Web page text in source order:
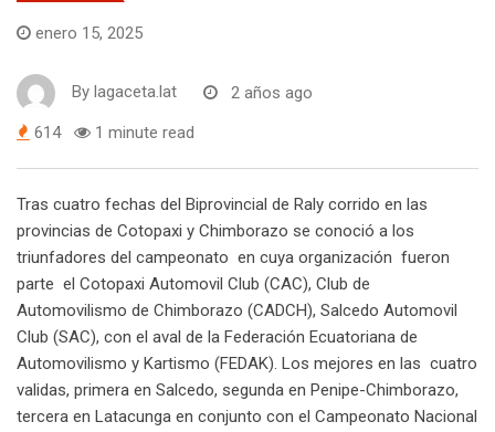
enero 15, 2025
By lagaceta.lat 2 años ago
614 1 minute read
Tras cuatro fechas del Biprovincial de Raly corrido en las
provincias de Cotopaxi y Chimborazo se conoció a los
triunfadores del campeonato en cuya organización fueron
parte el Cotopaxi Automovil Club (CAC), Club de
Automovilismo de Chimborazo (CADCH), Salcedo Automovil
Club (SAC), con el aval de la Federación Ecuatoriana de
Automovilismo y Kartismo (FEDAK). Los mejores en las cuatro
validas, primera en Salcedo, segunda en Penipe-Chimborazo,
tercera en Latacunga en conjunto con el Campeonato Nacional